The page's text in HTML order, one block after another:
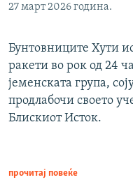
27 март 2026 година.
Бунтовниците Хути
ракети во рок од 24
јеменската група,
продлабочи своето
Блискиот Исток.
прочитај повеќе